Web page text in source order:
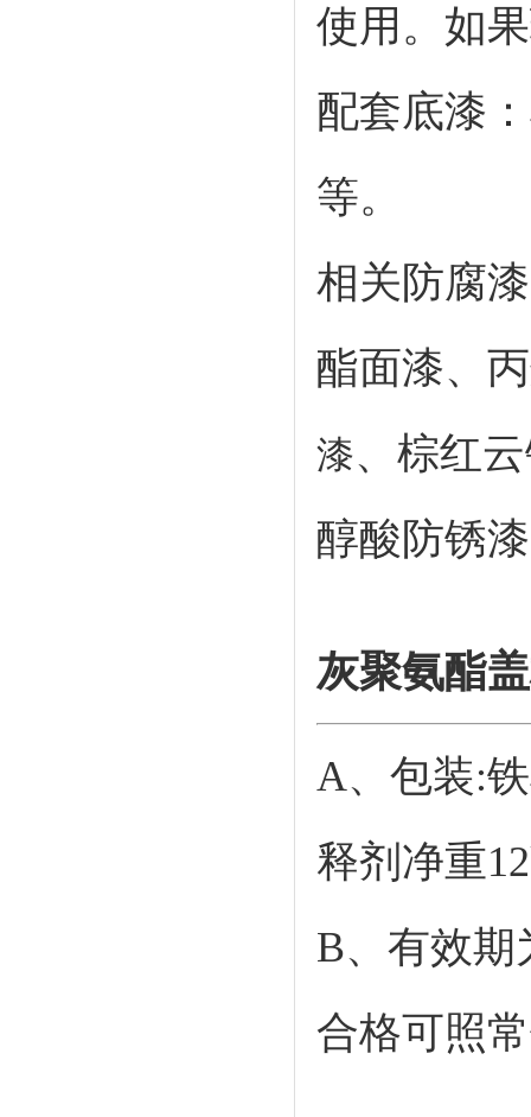
使用。如
配套底漆
等。
相关防腐
酯面漆、
漆、棕红
醇酸防锈
灰聚氨酯
A、包装:
释剂净重
B、有效期
合格可照